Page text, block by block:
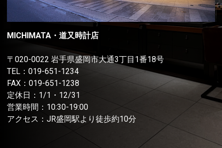
MICHIMATA・道又時計店
〒020-0022 岩手県盛岡市大通3丁目1番18号
TEL： 019-651-1234
FAX：019-651-1238
定休日：1/1・12/31
営業時間：10:30-19:00
アクセス：JR盛岡駅より徒歩約10分